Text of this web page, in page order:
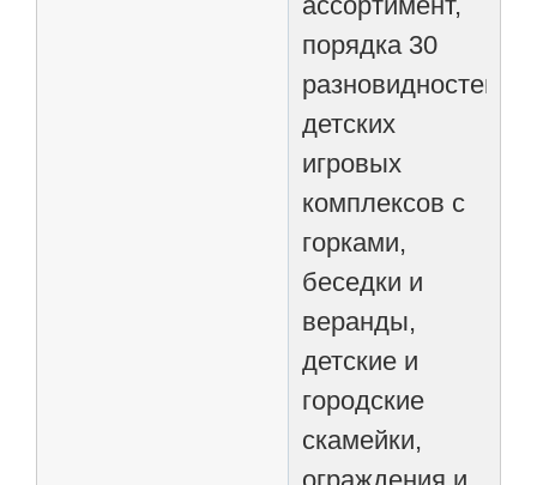
порядка 30
разновидностей,
детских
игровых
комплексов с
горками,
беседки и
веранды,
детские и
городские
скамейки,